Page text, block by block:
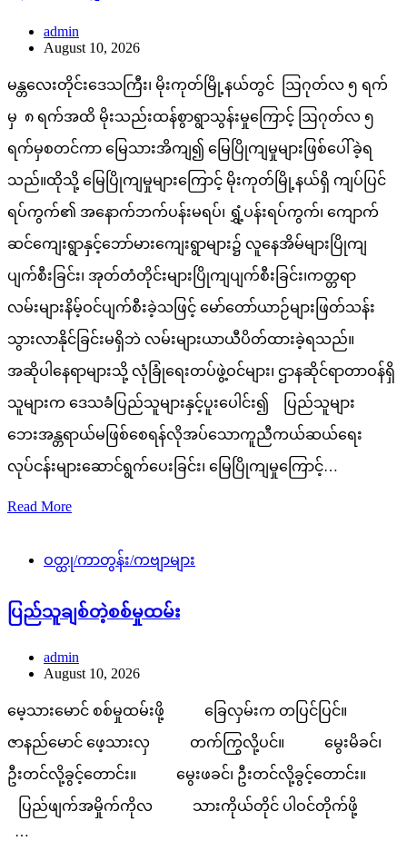
admin
August 10, 2026
မန္တလေးတိုင်းဒေသကြီး၊ မိုးကုတ်မြို့နယ်တွင် ဩဂုတ်လ ၅ ရက်
မှ ၈ ရက်အထိ မိုးသည်းထန်စွာရွာသွန်းမှုကြောင့် ဩဂုတ်လ ၅
ရက်မှစတင်ကာ မြေသားအိကျ၍ မြေပြိုကျမှုများဖြစ်ပေါ်ခဲ့ရ
သည်။ထိုသို့ မြေပြိုကျမှုများကြောင့် မိုးကုတ်မြို့နယ်ရှိ ကျပ်ပြင်
ရပ်ကွက်၏ အနောက်ဘက်ပန်းမရပ်၊ ရွှံ့ပန်းရပ်ကွက်၊ ကျောက်
ဆင်ကျေးရွာနှင့်ဘော်မားကျေးရွာများ၌ လူနေအိမ်များပြိုကျ
ပျက်စီးခြင်း၊ အုတ်တံတိုင်းများပြိုကျပျက်စီးခြင်း၊ကတ္တရာ
လမ်းများနိမ့်ဝင်ပျက်စီးခဲ့သဖြင့် မော်တော်ယာဉ်များဖြတ်သန်း
သွားလာနိုင်ခြင်းမရှိဘဲ လမ်းများယာယီပိတ်ထားခဲ့ရသည်။
အဆိုပါနေရာများသို့ လုံခြုံရေးတပ်ဖွဲ့ဝင်များ၊ ဌာနဆိုင်ရာတာဝန်ရှိ
သူများက ဒေသခံပြည်သူများနှင့်ပူးပေါင်း၍ ပြည်သူများ
ဘေးအန္တရာယ်မဖြစ်စေရန်လိုအပ်သောကူညီကယ်ဆယ်ရေး
လုပ်ငန်းများဆောင်ရွက်ပေးခြင်း၊ မြေပြိုကျမှုကြောင့်…
Read More
ဝတ္ထု/ကာတွန်း/ကဗျာများ
ပြည်သူချစ်တဲ့စစ်မှုထမ်း
admin
August 10, 2026
မေ့သားမောင် စစ်မှုထမ်းဖို့ ခြေလှမ်းက တပြင်ပြင်။
ဇာနည်မောင် ဖေ့သားလှ တက်ကြွလို့ပင်။ မွေးမိခင်၊
ဦးတင်လို့ခွင့်တောင်း။ မွေးဖခင်၊ ဦးတင်လို့ခွင့်တောင်း။
ပြည်ဖျက်အမှိုက်ကိုလ သားကိုယ်တိုင် ပါဝင်တိုက်ဖို့
…